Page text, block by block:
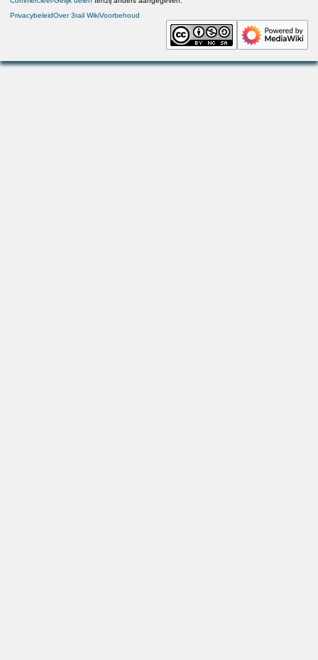
PrivacybeleidOver 3rail WikiVoorbehoud